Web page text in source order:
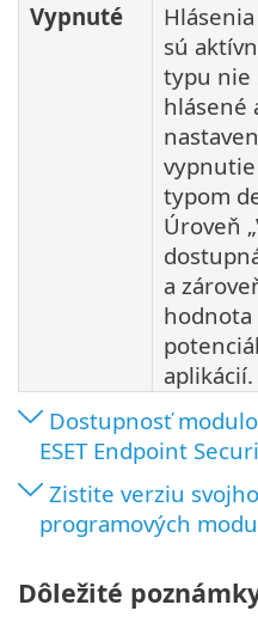
Vypnuté
Hlásenia
sú
typu nie
hlásené
typom
Úroveň
a
aplikácií.
Dostupnosť
ESET Endpoint
Zistite verziu
programových
Dôležité